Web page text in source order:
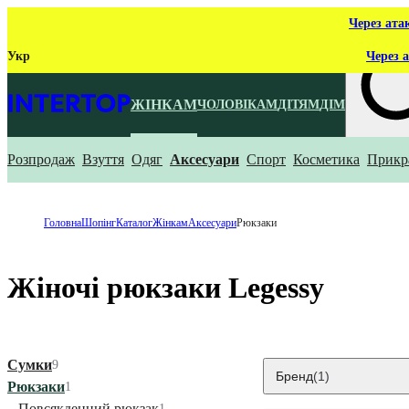
Через
Укр Через
ЖІНКАМЧОЛОВІКАМДІТЯМДІМ
Що ти
Розпродаж Взуття Одяг Аксесуари Спорт Косметика
ГоловнаШопінгКаталогЖінкамАксесуариРюкзаки
Жіночі рюкзаки Legessy
Сумки9
Рюкзаки1
Бренд(1)